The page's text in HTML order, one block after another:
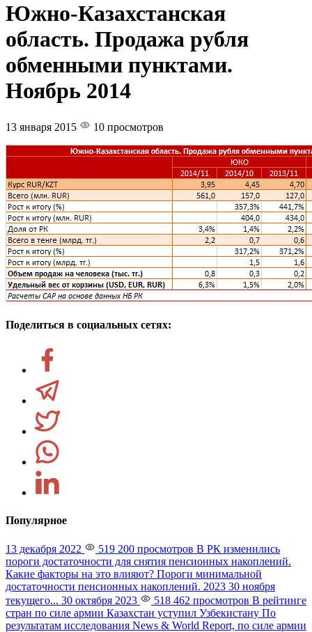
Южно-Казахстанская
область. Продажа рубля
обменными пунктами.
Ноябрь 2014
13 января 2015 10 просмотров
Поделиться в социальных сетях:
Популярное
13 декабря 2022 519 200 просмотров В РК изменились
пороги достаточности для снятия пенсионных накоплений.
Какие факторы на это влияют? Пороги минимальной
достаточности пенсионных накоплений. 2023 30 ноября
текущего... 30 октября 2023 518 462 просмотров В рейтинге
стран по силе армии Казахстан уступил Узбекистану По
результатам исследования News & World Report, по силе армии